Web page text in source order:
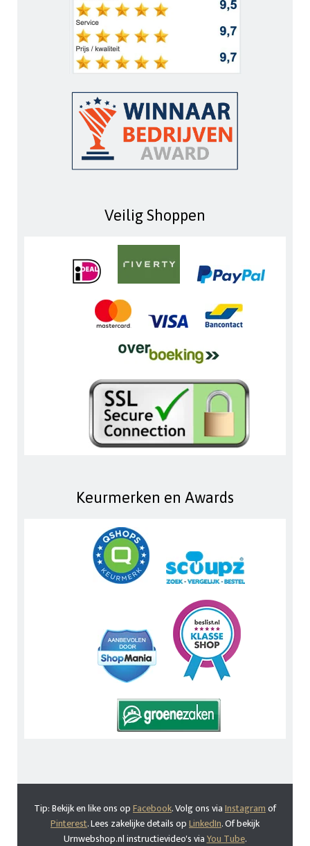
Veilig Shoppen
Keurmerken en Awards
Tip: Bekijk en like ons opFacebook. Volg ons viaInstagramof
Pinterest. Lees zakelijke details opLinkedIn. Of bekijk
Urnwebshop.nl instructievideo's viaYou Tube.